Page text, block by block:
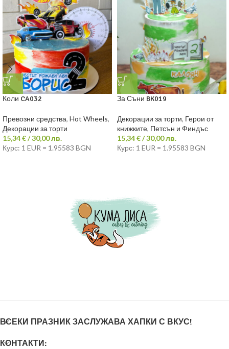
Коли CA032
Превозни средства, Hot Wheels,
Декорации за торти
15,34€/ 30,00 лв.
Курс: 1 EUR = 1.95583 BGN
За Съни BK019
Декорации за торти, Герои от
книжките, Петсън и Финдъс
15,34€/ 30,00 лв.
Курс: 1 EUR = 1.95583 BGN
ВСЕКИ ПРАЗНИК ЗАСЛУЖАВА ХАПКИ С ВКУС!
КОНТАКТИ: